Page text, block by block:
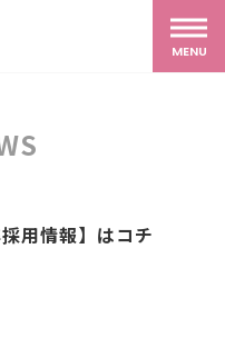
MENU
用情報】はコチ